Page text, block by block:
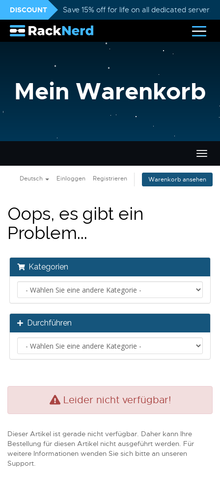
DISCOUNT Save 15% off for life on all dedicated servers
Mein Warenkorb
ein-/
Deutsch Einloggen Registrieren Warenkorb ansehen
Oops, es gibt ein
Problem...
Kategorien
Durchführen
Leider nicht verfügbar!
Dieser Artikel ist gerade nicht verfügbar. Daher kann Ihre
Bestellung für diesen Artikel nicht ausgeführt werden. Für
weitere Informationen wenden Sie sich bitte an unseren
Support.